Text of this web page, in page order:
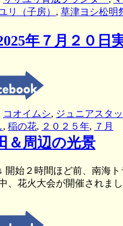
リ（子房） , 草津ヨシ松明
年７月２０日
コオイムシ, ジュニアスタ
, 稲の花, ２０２５年, ７月
＆周辺の光景
開始２時間ほど前、南海
、花火大会が開催されま